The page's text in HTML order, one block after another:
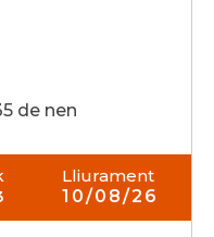
de nen
Lliurament
10/08/26